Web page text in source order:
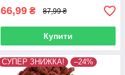
66,99 ₴ 87,99 ₴
Купити
СУПЕР ЗНИЖКА! –24%